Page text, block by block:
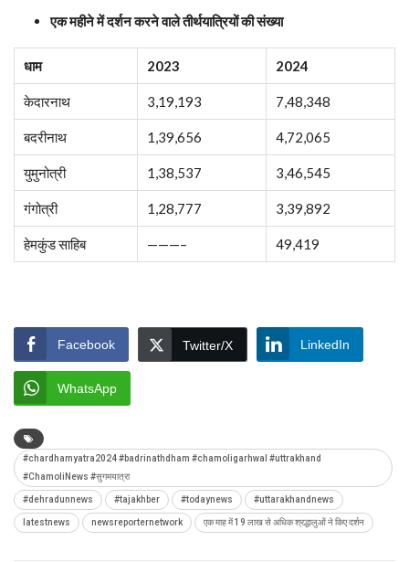
एक महीने में दर्शन करने वाले तीर्थयात्रियों की संख्या
धाम 2023 2024
केदारनाथ 3,19,193 7,48,348
बदरीनाथ 1,39,656 4,72,065
युमुनोत्री 1,38,537 3,46,545
गंगोत्री 1,28,777 3,39,892
हेमकुंड साहिब ———– 49,419
Facebook Twitter/X LinkedIn
WhatsApp
#chardhamyatra2024 #badrinathdham #chamoligarhwal #uttrakhand
#ChamoliNews #सुगमयात्रा
#dehradunnews #tajakhber #todaynews #uttarakhandnews
latestnews newsreporternetwork एक माह में 19 लाख से अधिक श्रद्धालुओं ने किए दर्शन